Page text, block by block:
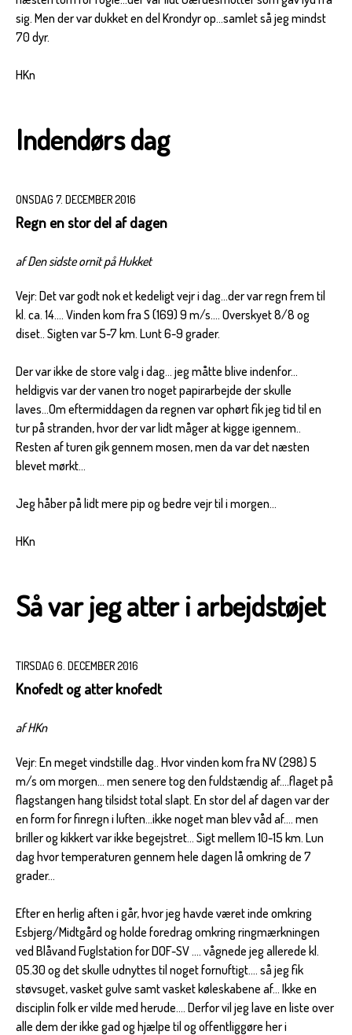
sig. Men der var dukket en del Krondyr op...samlet så jeg mindst
70 dyr.
HKn
Indendørs dag
ONSDAG 7. DECEMBER 2016
Regn en stor del af dagen
af Den sidste ornit på Hukket
Vejr: Det var godt nok et kedeligt vejr i dag...der var regn frem til
kl. ca. 14.... Vinden kom fra S (169) 9 m/s.... Overskyet 8/8 og
diset.. Sigten var 5-7 km. Lunt 6-9 grader.
Der var ikke de store valg i dag... jeg måtte blive indenfor...
heldigvis var der vanen tro noget papirarbejde der skulle
laves...Om eftermiddagen da regnen var ophørt fik jeg tid til en
tur på stranden, hvor der var lidt måger at kigge igennem..
Resten af turen gik gennem mosen, men da var det næsten
blevet mørkt...
Jeg håber på lidt mere pip og bedre vejr til i morgen...
HKn
Så var jeg atter i arbejdstøjet
TIRSDAG 6. DECEMBER 2016
Knofedt og atter knofedt
af HKn
Vejr: En meget vindstille dag.. Hvor vinden kom fra NV (298) 5
m/s om morgen... men senere tog den fuldstændig af....flaget på
flagstangen hang tilsidst total slapt. En stor del af dagen var der
en form for finregn i luften...ikke noget man blev våd af.... men
briller og kikkert var ikke begejstret... Sigt mellem 10-15 km. Lun
dag hvor temperaturen gennem hele dagen lå omkring de 7
grader...
Efter en herlig aften i går, hvor jeg havde været inde omkring
Esbjerg/Midtgård og holde foredrag omkring ringmærkningen
ved Blåvand Fuglstation for DOF-SV .... vågnede jeg allerede kl.
05.30 og det skulle udnyttes til noget fornuftigt.... så jeg fik
støvsuget, vasket gulve samt vasket køleskabene af... Ikke en
disciplin folk er vilde med herude.... Derfor vil jeg lave en liste over
alle dem der ikke gad og hjælpe til og offentliggøre her i